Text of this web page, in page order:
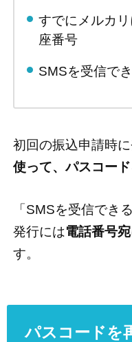
すでにメルカ
座番号
SMSを受信で
初回の振込申請時
使って、パスコー
「SMSを受信でき
発行には電話番号
す。
パスコードを